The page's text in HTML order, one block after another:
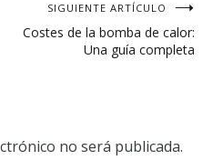
SIGUIENTE ARTÍCULO
Costes de la bomba de calor:
Una guía completa
no será publicada.